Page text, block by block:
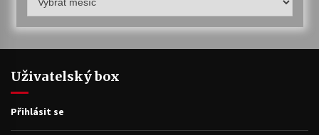
archiv
Uživatelský box
Přihlásit se